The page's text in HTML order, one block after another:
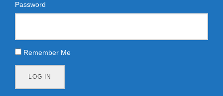
Password
Remember Me
LOG IN